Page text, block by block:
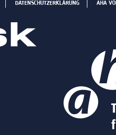
DATENSCHUTZERKLÄRUNG AHA